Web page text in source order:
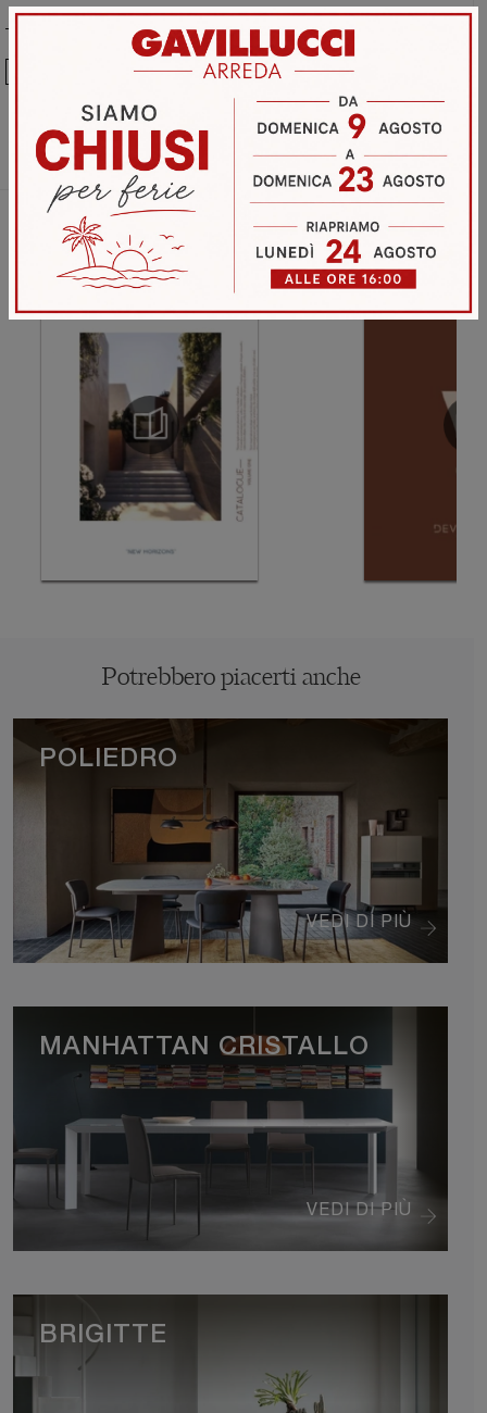
Sfoglia i cataloghi
Ho preso visione dellaPrivacy Policy
Potrebbero piacerti anche
VEDI DI PIÙ
POLIEDRO
VEDI DI PIÙ
MANHATTAN CRISTALLO
BRIGITTE